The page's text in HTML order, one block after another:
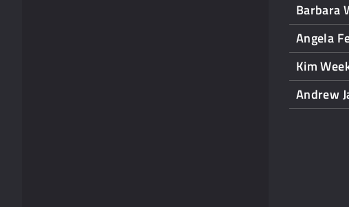
Barbara
Angela
Kim
Andrew